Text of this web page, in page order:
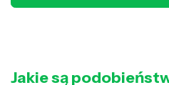
Jakie są